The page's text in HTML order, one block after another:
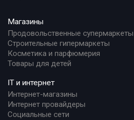
Магазины
Продовольственные супермаркеты
Строительные гипермаркеты
Косметика и парфюмерия
Товары для детей
IT и интернет
Интернет-магазины
Интернет провайдеры
Социальные сети